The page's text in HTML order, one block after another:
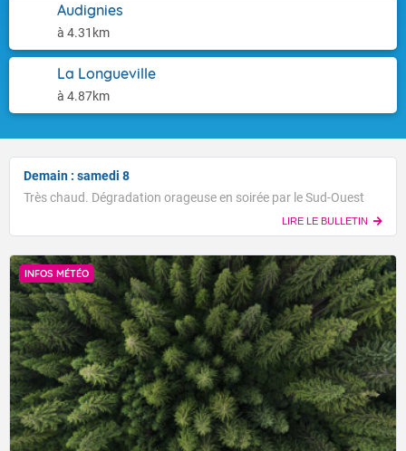
Audignies
à 4.31km
La Longueville
à 4.87km
Demain : samedi 8
Très chaud. Dégradation orageuse en soirée par le Sud-Ouest
LIRE LE BULLETIN
INFOS MÉTÉO